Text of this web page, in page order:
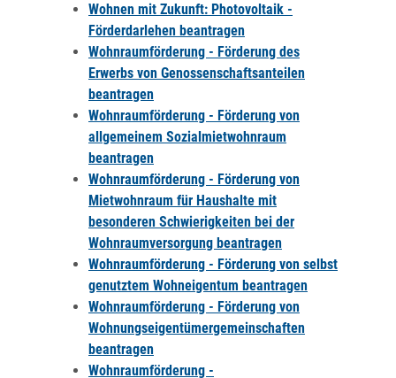
Wohnen mit Zukunft: Photovoltaik -
Förderdarlehen beantragen
Wohnraumförderung - Förderung des
Erwerbs von Genossenschaftsanteilen
beantragen
Wohnraumförderung - Förderung von
allgemeinem Sozialmietwohnraum
beantragen
Wohnraumförderung - Förderung von
Mietwohnraum für Haushalte mit
besonderen Schwierigkeiten bei der
Wohnraumversorgung beantragen
Wohnraumförderung - Förderung von selbst
genutztem Wohneigentum beantragen
Wohnraumförderung - Förderung von
Wohnungseigentümergemeinschaften
beantragen
Wohnraumförderung -